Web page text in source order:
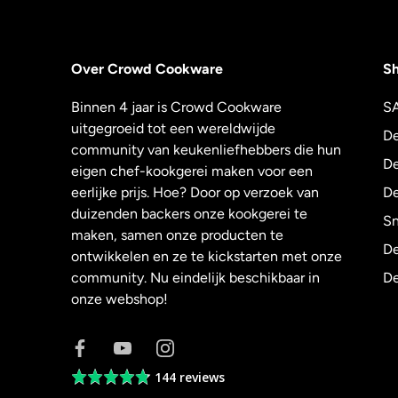
Over Crowd Cookware
Binnen 4 jaar is Crowd Cookware
uitgegroeid tot een wereldwijde
community van keukenliefhebbers die hun
eigen chef-kookgerei maken voor een
eerlijke prijs. Hoe? Door op verzoek van
duizenden backers onze kookgerei te
maken, samen onze producten te
ontwikkelen en ze te kickstarten met onze
community. Nu eindelijk beschikbaar in
onze webshop!
Average144 reviews